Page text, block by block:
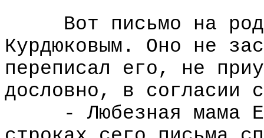
Вот письмо на
Курдюковым. Оно не
переписал его, не
дословно, в согласии
- Любезная мама